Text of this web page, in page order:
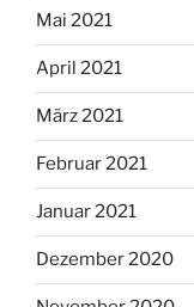
Mai 2021
April 2021
März 2021
Februar 2021
Januar 2021
Dezember 2020